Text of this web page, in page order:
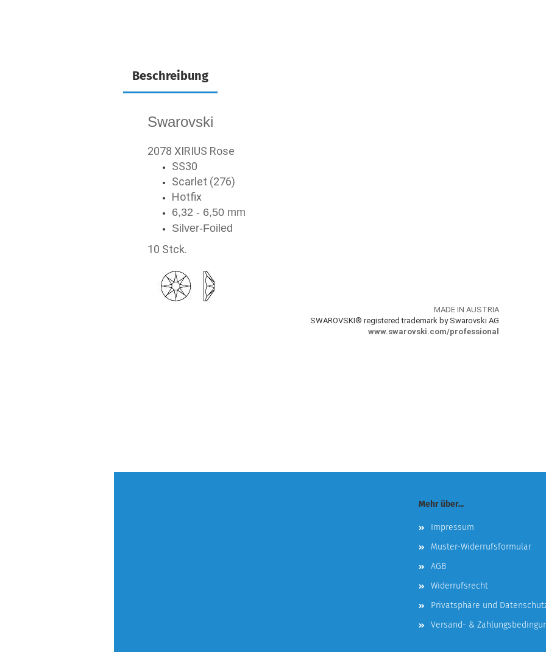
Beschreibung
Swarovski
2078 XIRIUS Rose
SS30
Scarlet (276)
Hotfix
6,32 - 6,50 mm
Silver-Foiled
10 Stck.
MADE IN AUSTRIA
SWAROVSKI® registered trademark by Swarovski AG
www.swarovski.com/professional
Mehr über...
Impressum
Muster-Widerrufsformular
AGB
Widerrufsrecht
Privatsphäre und
Versand- &